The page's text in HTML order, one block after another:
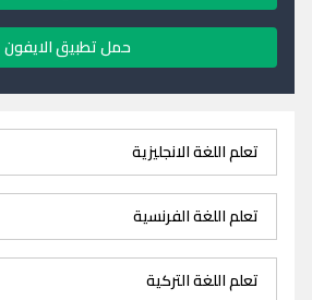
حمل تطبيق الايفون
تعلم اللغة الانجليزية
تعلم اللغة الفرنسية
تعلم اللغة التركية